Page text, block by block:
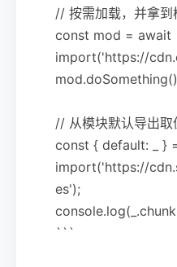
// 按需加载，并拿到
const mod = await
import('https://
// 从模块默认导出取
const { default: _ }
import('https://
es');
```